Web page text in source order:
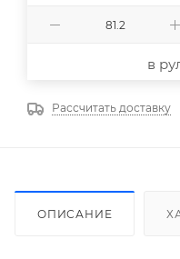
в
Рассчитать доставку
ОПИСАНИЕ